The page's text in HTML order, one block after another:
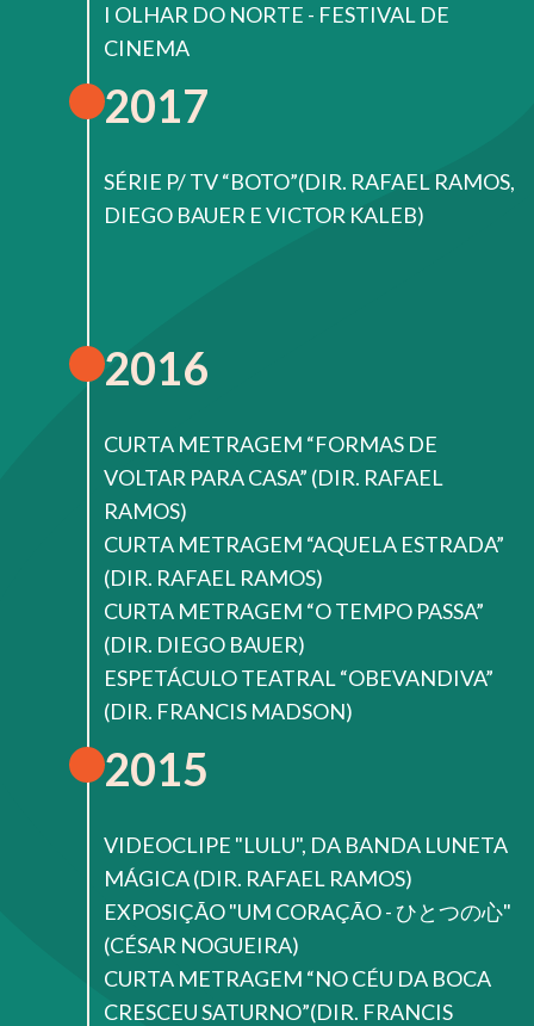
I OLHAR DO NORTE - FESTIVAL DE
CINEMA
2017
SÉRIE P/ TV “BOTO”(DIR. RAFAEL RAMOS,
DIEGO BAUER E VICTOR KALEB)
2016
CURTA METRAGEM “FORMAS DE
VOLTAR PARA CASA” (DIR. RAFAEL
RAMOS)
CURTA METRAGEM “AQUELA ESTRADA”
(DIR. RAFAEL RAMOS)
CURTA METRAGEM “O TEMPO PASSA”
(DIR. DIEGO BAUER)
ESPETÁCULO TEATRAL “OBEVANDIVA”
(DIR. FRANCIS MADSON)
2015
VIDEOCLIPE "LULU", DA BANDA LUNETA
MÁGICA (DIR. RAFAEL RAMOS)
EXPOSIÇÃO "UM CORAÇÃO - ひとつの心"
(CÉSAR NOGUEIRA)
CURTA METRAGEM “NO CÉU DA BOCA
CRESCEU SATURNO”(DIR. FRANCIS